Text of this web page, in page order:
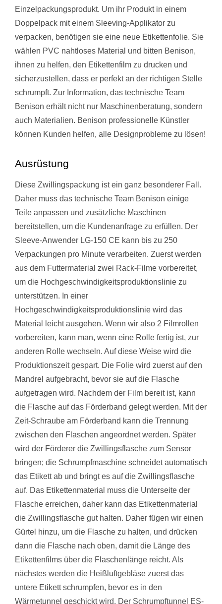
Einzelpackungsprodukt. Um ihr Produkt in einem
Doppelpack mit einem Sleeving-Applikator zu
verpacken, benötigen sie eine neue Etikettenfolie. Sie
wählen PVC nahtloses Material und bitten Benison,
ihnen zu helfen, den Etikettenfilm zu drucken und
sicherzustellen, dass er perfekt an der richtigen Stelle
schrumpft. Zur Information, das technische Team
Benison erhält nicht nur Maschinenberatung, sondern
auch Materialien. Benison professionelle Künstler
können Kunden helfen, alle Designprobleme zu lösen!
Ausrüstung
Diese Zwillingspackung ist ein ganz besonderer Fall.
Daher muss das technische Team Benison einige
Teile anpassen und zusätzliche Maschinen
bereitstellen, um die Kundenanfrage zu erfüllen. Der
Sleeve-Anwender LG-150 CE kann bis zu 250
Verpackungen pro Minute verarbeiten. Zuerst werden
aus dem Futtermaterial zwei Rack-Filme vorbereitet,
um die Hochgeschwindigkeitsproduktionslinie zu
unterstützen. In einer
Hochgeschwindigkeitsproduktionslinie wird das
Material leicht ausgehen. Wenn wir also 2 Filmrollen
vorbereiten, kann man, wenn eine Rolle fertig ist, zur
anderen Rolle wechseln. Auf diese Weise wird die
Produktionszeit gespart. Die Folie wird zuerst auf den
Mandrel aufgebracht, bevor sie auf die Flasche
aufgetragen wird. Nachdem der Film bereit ist, kann
die Flasche auf das Förderband gelegt werden. Mit der
Zeit-Schraube am Förderband kann die Trennung
zwischen den Flaschen angeordnet werden. Später
wird der Förderer die Zwillingsflasche zum Sensor
bringen; die Schrumpfmaschine schneidet automatisch
das Etikett ab und bringt es auf die Zwillingsflasche
auf. Das Etikettenmaterial muss die Unterseite der
Flasche erreichen, daher kann das Etikettenmaterial
die Zwillingsflasche gut halten. Daher fügen wir einen
Gürtel hinzu, um die Flasche zu halten, und drücken
dann die Flasche nach oben, damit die Länge des
Etikettenfilms über die Flaschenlänge reicht. Als
nächstes werden die Heißluftgebläse zuerst das
untere Etikett schrumpfen, bevor es in den
Wärmetunnel geschickt wird. Der Schrumpftunnel ES-